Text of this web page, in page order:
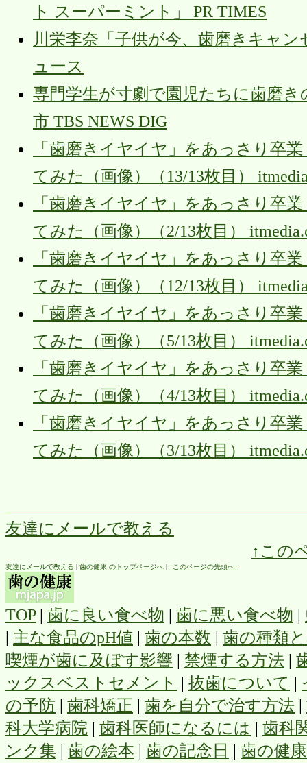
ト スーパーミント」 PR TIMES
川栄李奈「子供が今、歯磨きキャ
ュース
専門学生が寸劇で園児たちに歯磨
市 TBS NEWS DIG
「歯磨きイヤイヤ」をあっさり卒
てみた（画像）（13/13枚目）
「歯磨きイヤイヤ」をあっさり卒
てみた（画像）（2/13枚目）
「歯磨きイヤイヤ」をあっさり卒
てみた（画像）（12/13枚目）
「歯磨きイヤイヤ」をあっさり卒
てみた（画像）（5/13枚目）
「歯磨きイヤイヤ」をあっさり卒
てみた（画像）（4/13枚目）
「歯磨きイヤイヤ」をあっさり卒
てみた（画像）（3/13枚目）
友達にメールで教える
↑この
友達にメールで教える | 歯の健康 のトップページへ | ↑このページの先頭へ↑
TOP| 歯に良い食べ物 | 歯に悪い食べ物 |
| 主な食品のpH値 | 歯の本数 | 歯の種類
喫煙が歯に及ぼす影響 | 禁煙する方法 |
ックスベストセメント | 抜歯について |
の予防 | 歯科矯正 | 歯を自分で治す方法 |
科大学病院 | 歯科医師になるには | 歯科
ンク集 | 歯の絵本 | 歯の記念日 | 歯の健